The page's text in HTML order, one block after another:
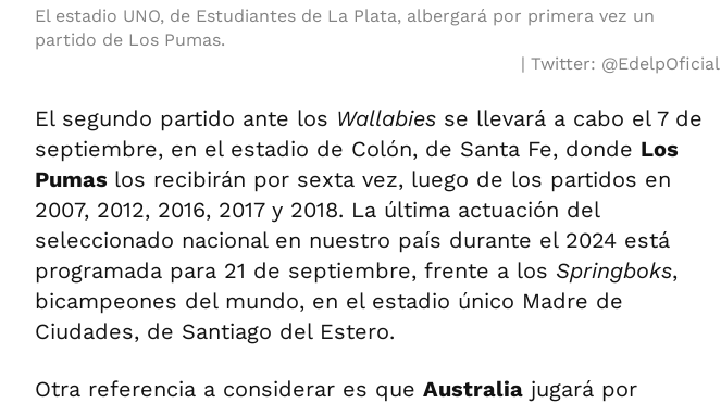
El estadio UNO, de Estudiantes de La Plata, albergará por primera vez un
partido de Los Pumas.
Twitter: @EdelpOficial
El segundo partido ante los Wallabies se llevará a cabo el 7 de
septiembre, en el estadio de Colón, de Santa Fe, donde Los
Pumas los recibirán por sexta vez, luego de los partidos en
2007, 2012, 2016, 2017 y 2018. La última actuación del
seleccionado nacional en nuestro país durante el 2024 está
programada para 21 de septiembre, frente a los Springboks,
bicampeones del mundo, en el estadio único Madre de
Ciudades, de Santiago del Estero.
Otra referencia a considerar es que Australia jugará por